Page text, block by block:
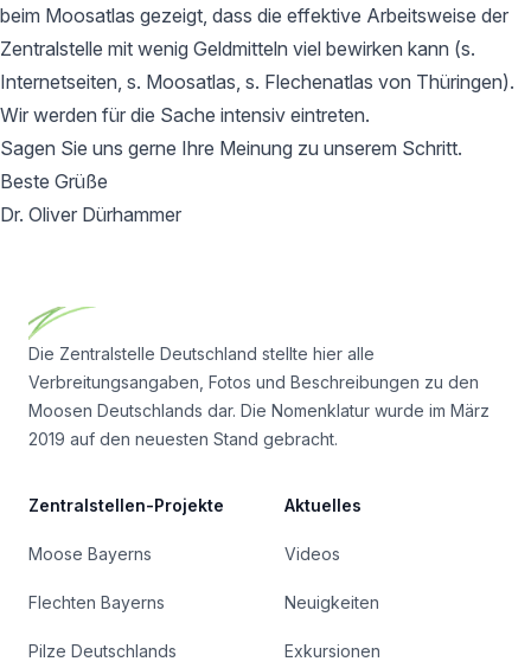
beim Moosatlas gezeigt, dass die effektive Arbeitsweise der
Zentralstelle mit wenig Geldmitteln viel bewirken kann (s.
Internetseiten, s. Moosatlas, s. Flechenatlas von Thüringen).
Wir werden für die Sache intensiv eintreten.
Sagen Sie uns gerne Ihre Meinung zu unserem Schritt.
Beste Grüße
Dr. Oliver Dürhammer
Die Zentralstelle Deutschland stellte hier alle
Verbreitungsangaben, Fotos und Beschreibungen zu den
Moosen Deutschlands dar. Die Nomenklatur wurde im März
2019 auf den neuesten Stand gebracht.
Zentralstellen-Projekte
Moose Bayerns
Flechten Bayerns
Pilze Deutschlands
Aktuelles
Videos
Neuigkeiten
Exkursionen